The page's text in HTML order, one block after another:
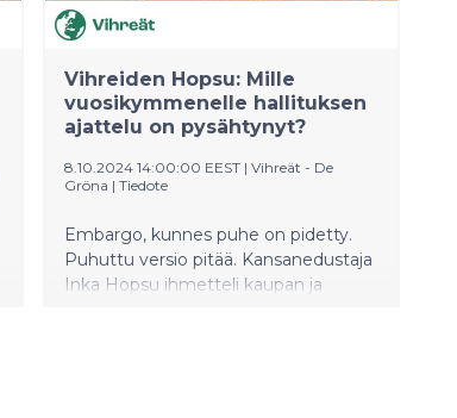
Vihreiden Hopsu: Mille
vuosikymmenelle hallituksen
ajattelu on pysähtynyt?
8.10.2024 14:00:00 EEST | Vihreät - De
Gröna | Tiedote
Embargo, kunnes puhe on pidetty.
Puhuttu versio pitää. Kansanedustaja
Inka Hopsu ihmetteli kaupan ja